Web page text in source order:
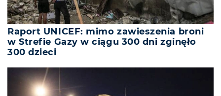
Raport UNICEF: mimo zawieszenia broni
w Strefie Gazy w ciągu 300 dni zginęło
300 dzieci